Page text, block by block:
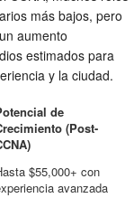
más bajos, pero
aumento
estimados para
y la ciudad.
de
(Post-
$55,000+ con
avanzada